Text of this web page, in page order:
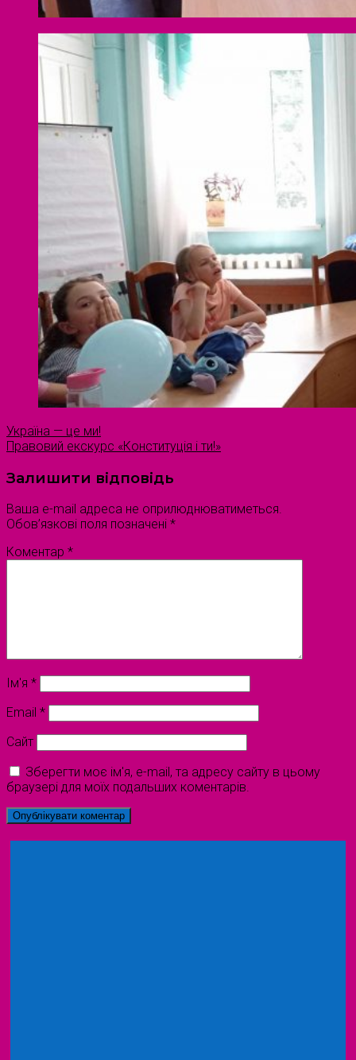
Україна — це ми!
Правовий екскурс «Конституція і ти!»
Залишити відповідь
Ваша e-mail адреса не оприлюднюватиметься.
Обов’язкові поля позначені *
Коментар *
Ім'я *
Email *
Сайт
Зберегти моє ім'я, e-mail, та адресу сайту в цьому
браузері для моїх подальших коментарів.